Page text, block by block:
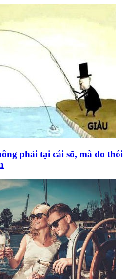
phải tại cái số, mà do thói